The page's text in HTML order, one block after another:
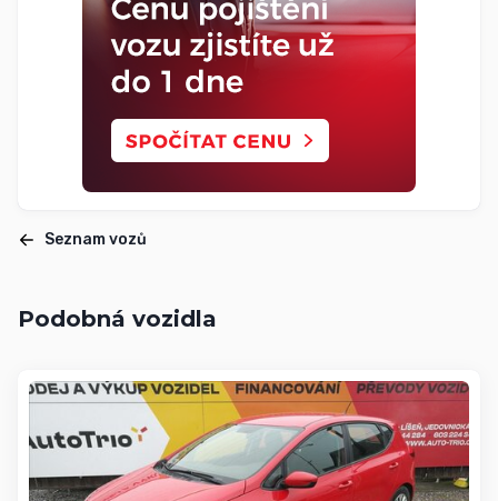
Seznam vozů
Podobná vozidla